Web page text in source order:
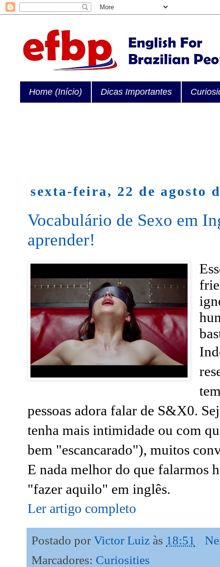
Home (Início) Dicas Importantes
sexta-feira, 22 de agosto
Vocabulário de Sexo em
aprender!
pessoas adora falar de S&X0.
tenha mais intimidade ou com
bem "escancarado"), muitos
E nada melhor do que falarmos
"fazer aquilo" em inglês.
Ler artigo completo
Postado por Victor Luiz às 18:51
Marcadores: Curiosities